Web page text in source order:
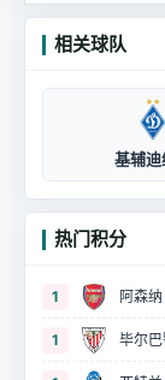
相关球队
基辅迪
热门积分
1 阿森纳
1 毕尔